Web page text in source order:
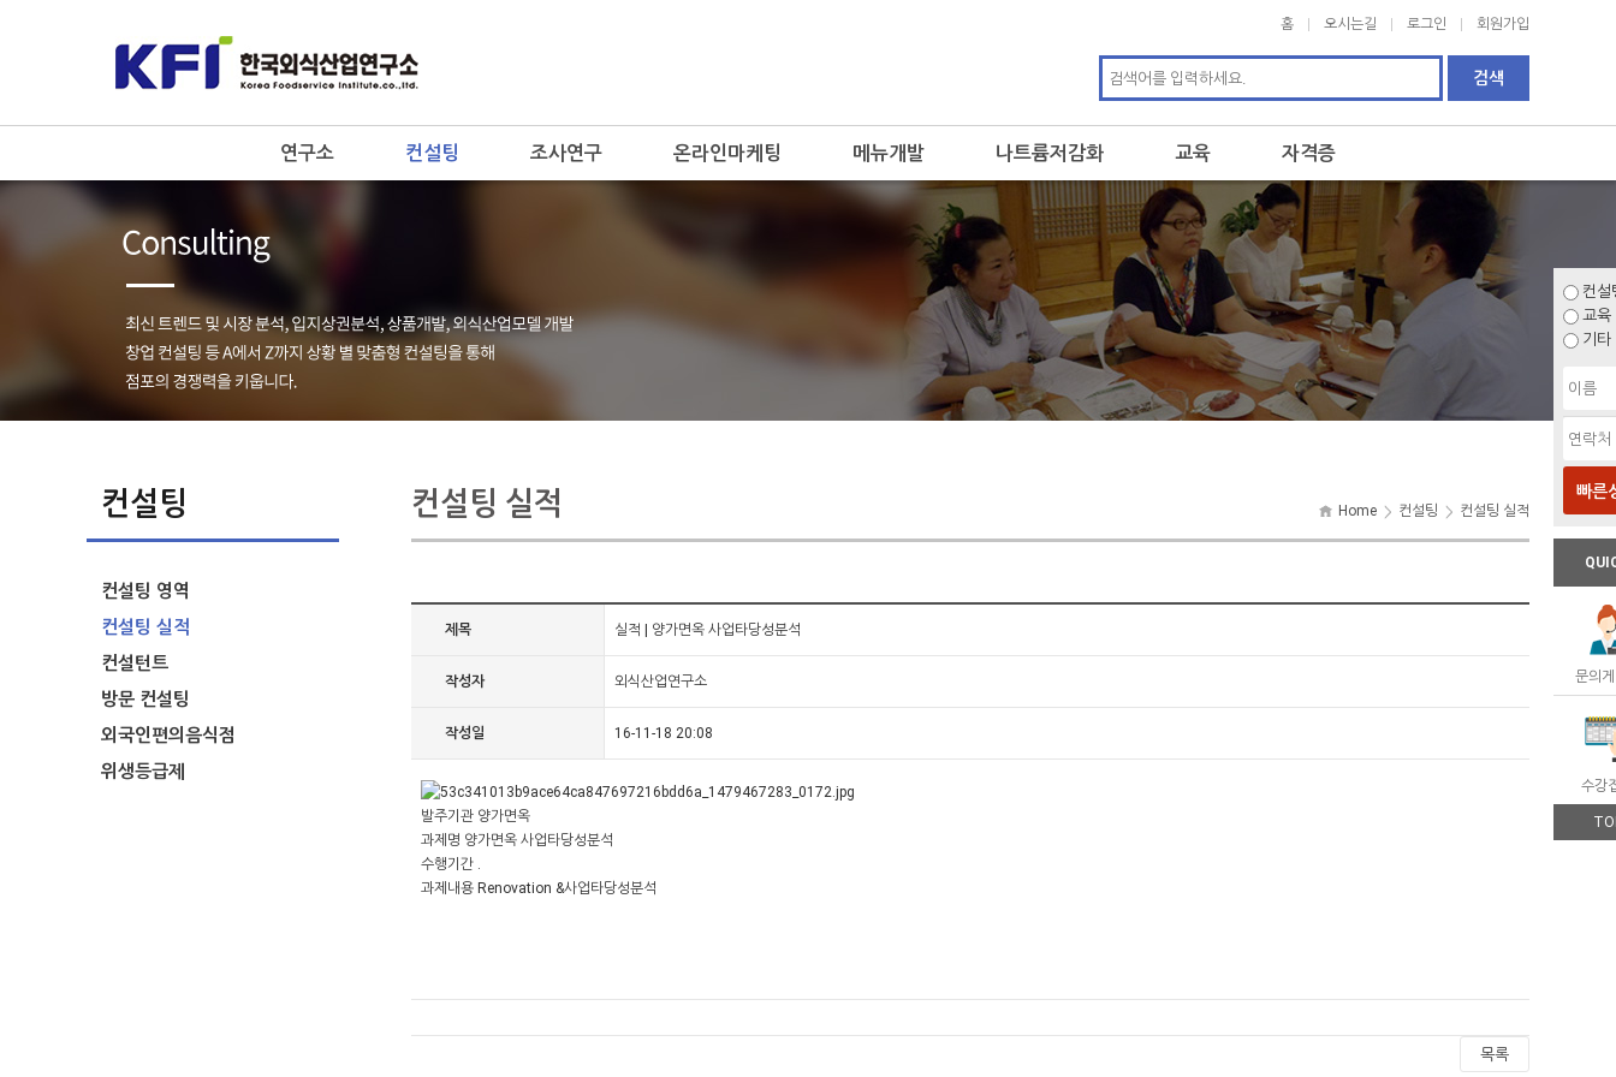
홈 오시는길 로그인 회원가입
연구소 컨설팅 조사연구 온라인마케팅 메뉴개발 나트륨저감화 교육 자격증
컨설팅
컨설팅 영역
컨설팅 실적
컨설턴트
방문 컨설팅
외국인편의음식점
위생등급제
컨설팅 실적 Home 컨설팅 컨설팅 실적
제목 실적 | 양가면옥 사업타당성분석
작성자 외식산업연구소
작성일 16-11-18 20:08
발주기관 양가면옥
과제명 양가면옥 사업타당성분석
수행기간 .
과제내용 Renovation &사업타당성분석
목록
컨설
교육
기타
빠른
문의
수강